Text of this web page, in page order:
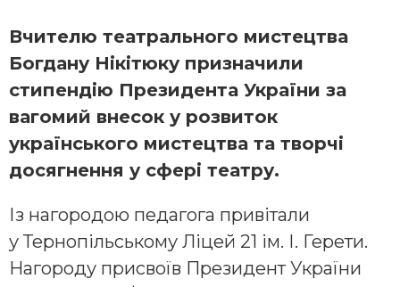
Вчителю театрального мистецтва
Богдану Нікітюку призначили
стипендію Президента України за
вагомий внесок у розвиток
українського мистецтва та творчі
досягнення у сфері театру.
Із нагородою педагога привітали
у Тернопільському Ліцей 21 ім. І. Герети.
Нагороду присвоїв Президент України